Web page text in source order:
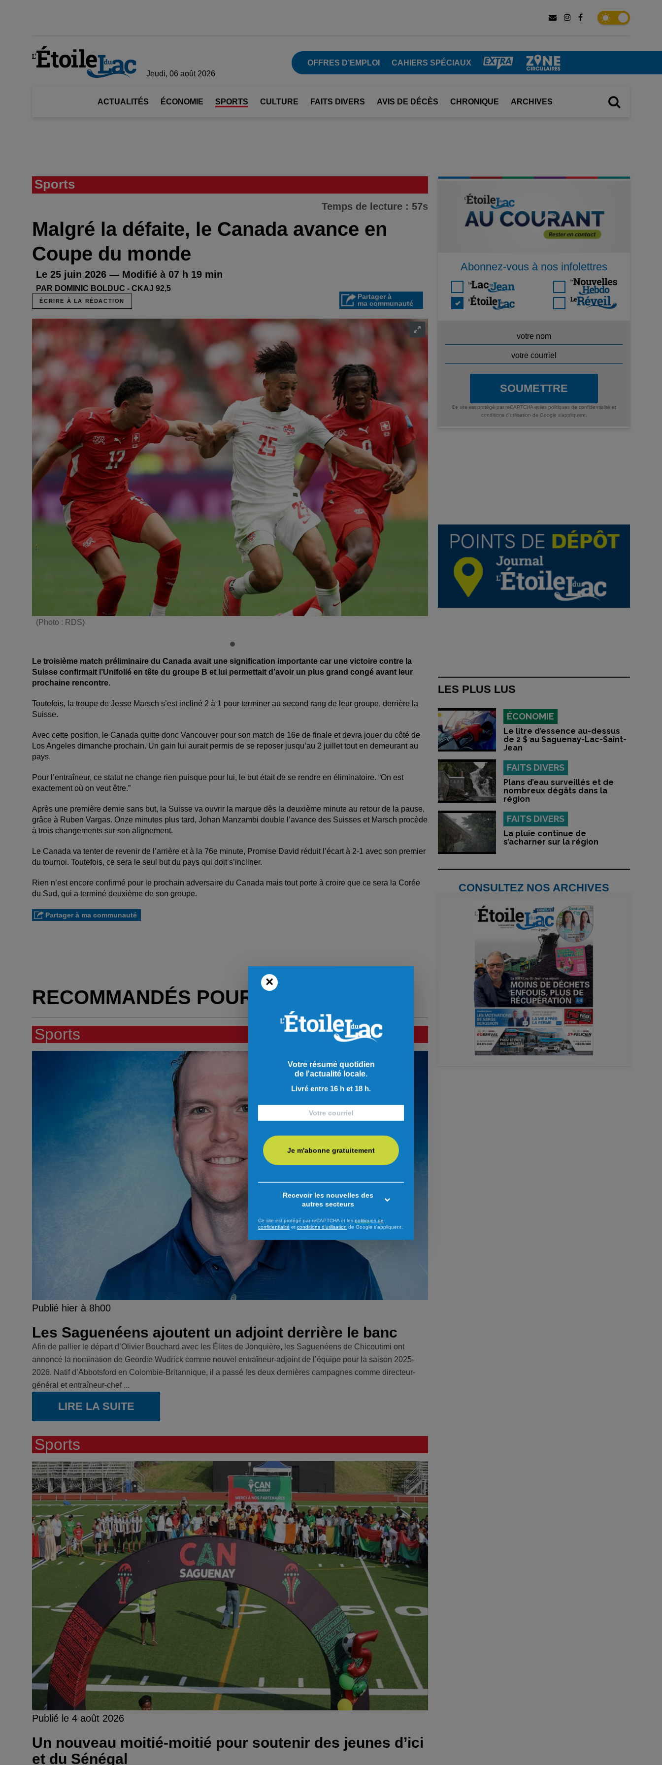
Jeudi, 06 août 2026
OFFRES D’EMPLOI CAHIERS SPÉCIAUX
ACTUALITÉS ÉCONOMIE SPORTS CULTURE FAITS DIVERS AVIS DE DÉCÈS CHRONIQUE ARCHIVES
Sports
Temps de lecture : 57s
Malgré la défaite, le Canada avance en
Coupe du monde
Le 25 juin 2026 — Modifié à 07 h 19 min
PAR DOMINIC BOLDUC - CKAJ 92,5
ÉCRIRE À LA RÉDACTION
Partager à
ma communauté
(Photo : RDS)
Le troisième match préliminaire du Canada avait une signification importante car une victoire contre la
Suisse confirmait l’Unifolié en tête du groupe B et lui permettait d’avoir un plus grand congé avant leur
prochaine rencontre.
Toutefois, la troupe de Jesse Marsch s’est incliné 2 à 1 pour terminer au second rang de leur groupe, derrière la
Suisse.
Avec cette position, le Canada quitte donc Vancouver pour son match de 16e de finale et devra jouer du côté de
Los Angeles dimanche prochain. Un gain lui aurait permis de se reposer jusqu’au 2 juillet tout en demeurant au
pays.
Pour l’entraîneur, ce statut ne change rien puisque pour lui, le but était de se rendre en éliminatoire. “On est
exactement où on veut être.”
Après une première demie sans but, la Suisse va ouvrir la marque dès la deuxième minute au retour de la pause,
grâce à Ruben Vargas. Onze minutes plus tard, Johan Manzambi double l’avance des Suisses et Marsch procède
à trois changements sur son alignement.
Le Canada va tenter de revenir de l’arrière et à la 76e minute, Promise David réduit l’écart à 2-1 avec son premier
du tournoi. Toutefois, ce sera le seul but du pays qui doit s’incliner.
Rien n’est encore confirmé pour le prochain adversaire du Canada mais tout porte à croire que ce sera la Corée
du Sud, qui a terminé deuxième de son groupe.
Partager à ma communauté
RECOMMANDÉS POUR VOUS
Sports
Publié hier à 8h00
Les Saguenéens ajoutent un adjoint derrière le banc
Afin de pallier le départ d’Olivier Bouchard avec les Élites de Jonquière, les Saguenéens de Chicoutimi ont
annoncé la nomination de Geordie Wudrick comme nouvel entraîneur-adjoint de l’équipe pour la saison 2025-
2026. Natif d’Abbotsford en Colombie-Britannique, il a passé les deux dernières campagnes comme directeur-
général et entraîneur-chef ...
LIRE LA SUITE
Sports
Publié le 4 août 2026
Un nouveau moitié-moitié pour soutenir des jeunes d’ici
et du Sénégal
Abonnez-vous à nos infolettres
SOUMETTRE
Ce site est protégé par reCAPTCHA et les politiques de confidentialité et
conditions d'utilisation de Google s'appliquent.
LES PLUS LUS
ÉCONOMIE
Le litre d’essence au-dessus
de 2 $ au Saguenay-Lac-Saint-
Jean
FAITS DIVERS
Plans d’eau surveillés et de
nombreux dégâts dans la
région
FAITS DIVERS
La pluie continue de
s’acharner sur la région
CONSULTEZ NOS ARCHIVES
×
Votre résumé quotidien
de l'actualité locale.
Livré entre 16 h et 18 h.
Je m'abonne gratuitement
Recevoir les nouvelles des
autres secteurs
Ce site est protégé par reCAPTCHA et les politiques de
confidentialité et conditions d'utilisation de Google s'appliquent.